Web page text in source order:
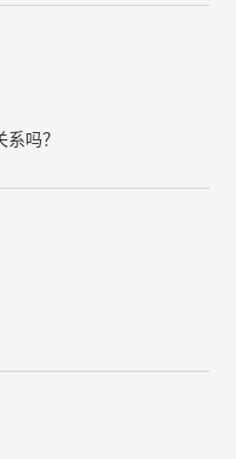
吗？